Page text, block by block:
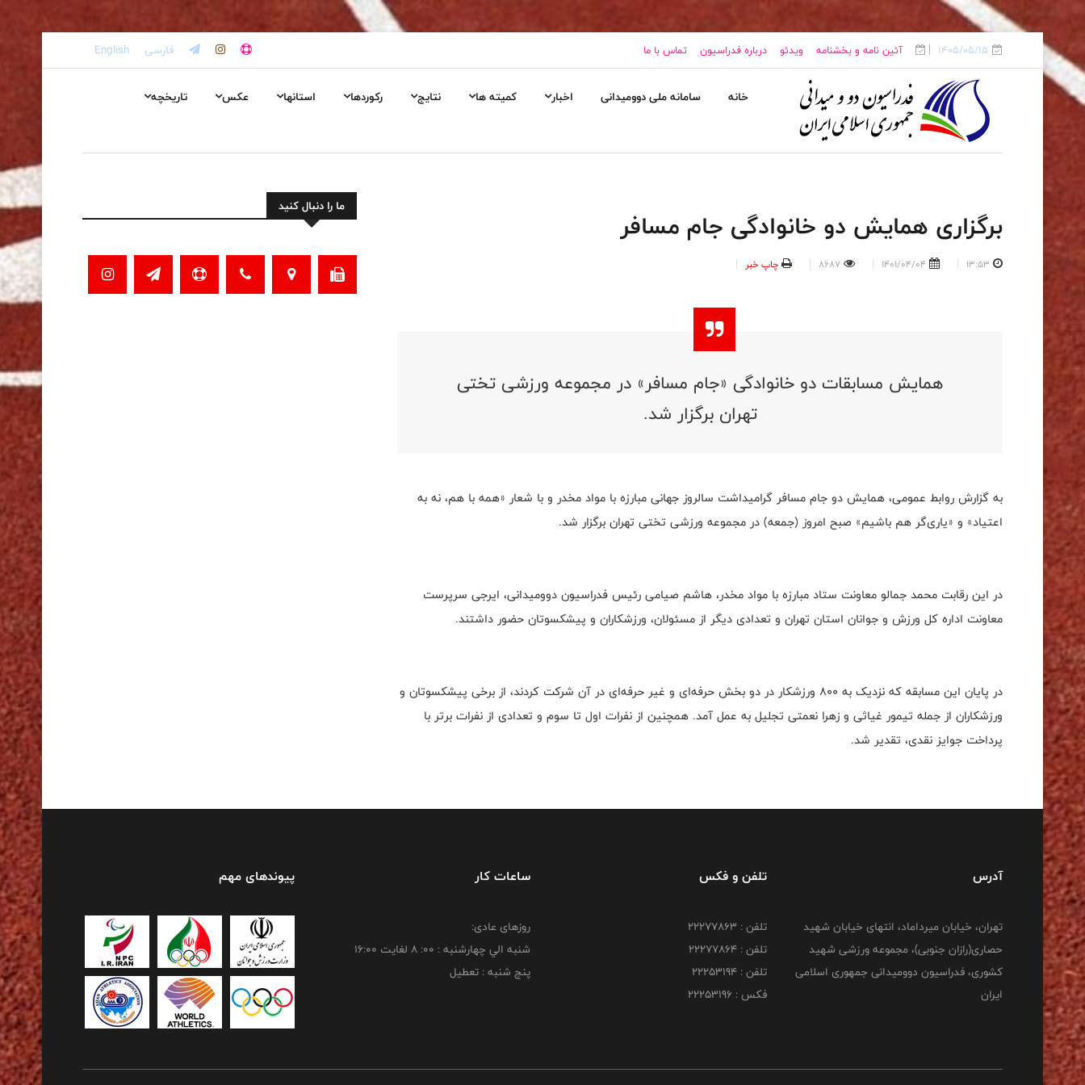
1405/05/15 آئین نامه و بخشنامه ویدئو درباره فدراسیون تماس با ما فارسی English
خانه سامانه ملی دوومیدانی اخبار کمیته ها نتایج رکوردها استانها عکس تاریخچه
برگزاری همایش دو خانوادگی جام مسافر
13:53
1401/04/04
8687 چاپ خبر
همایش مسابقات دو خانوادگی «جام مسافر» در مجموعه ورزشی تختی
تهران برگزار شد.
به گزارش روابط عمومی، همایش دو جام مسافر گرامیداشت سالروز جهانی مبارزه با مواد مخدر و با شعار «همه با هم، نه به
اعتیاد» و «یاری‌گر هم باشیم» صبح امروز (جمعه) در مجموعه ورزشی تختی تهران برگزار شد.
در این رقابت محمد جمالو معاونت ستاد مبارزه با مواد مخدر، هاشم صیامی رئیس فدراسیون دوومیدانی، ایرجی سرپرست
معاونت اداره کل ورزش و جوانان استان تهران و تعدادی دیگر از مسئولان، ورزشکاران و پیشکسوتان حضور داشتند.
در پایان این مسابقه که نزدیک به ۸۰۰ ورزشکار در دو بخش حرفه‌ای و غیر حرفه‌ای در آن شرکت کردند، از برخی پیشکسوتان و
ورزشکاران از جمله تیمور غیاثی و زهرا نعمتی تجلیل به عمل آمد. همچنین از نفرات اول تا سوم و تعدادی از نفرات برتر با
پرداخت جوایز نقدی، تقدیر شد.
ما را دنبال کنید
آدرس
تهران، خیابان میرداماد، انتهای خیابان شهید
حصاری(رازان جنوبی)، مجموعه ورزشی شهید
کشوری، فدراسیون دوومیدانی جمهوری اسلامی
ایران
تلفن و فکس
تلفن : 22277863
تلفن : 22277864
تلفن : 22253194
فکس : 22253196
ساعات کار
روزهای عادی:
شنبه الي چهارشنبه : 00: 8 لغايت 16:00
پنج شنبه : تعطیل
پیوندهای مهم